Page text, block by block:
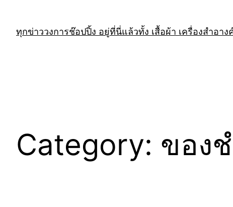
contentทุกข่าววงการช๊อปปิ้ง อยู่ที่นี่แล้วทั้ง เสื้อผ้า เครื่องสำอาง
Category: ของ